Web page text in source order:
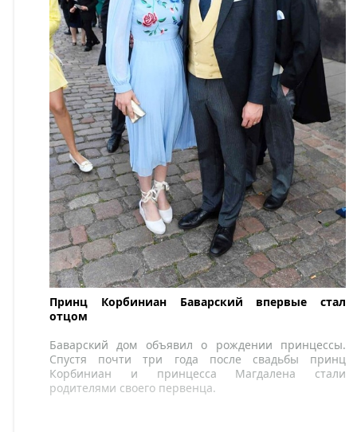
Принц Корбиниан Баварский впервые стал
отцом
Баварский дом объявил о рождении принцессы.
Спустя почти три года после свадьбы принц
Корбиниан и принцесса Магдалена стали
родителями своего первенца.